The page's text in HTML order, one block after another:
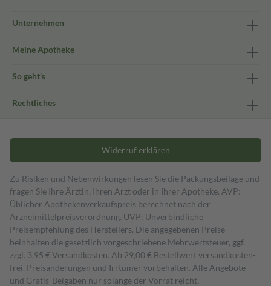
Unternehmen
Meine Apotheke
So geht's
Rechtliches
Widerruf erklären
Zu Risiken und Nebenwirkungen lesen Sie die Packungsbeilage und
fragen Sie Ihre Ärztin, Ihren Arzt oder in Ihrer Apotheke. AVP:
Üblicher Apothekenverkaufspreis berechnet nach der
Arzneimittelpreisverordnung. UVP: Unverbindliche
Preisempfehlung des Herstellers. Die angegebenen Preise
beinhalten die gesetzlich vorgeschriebene Mehrwertsteuer, ggf.
zzgl. 3,95 € Versandkosten. Ab 29,00 € Bestell­wert versand­kosten­
frei. Preisänderungen und Irrtümer vorbehalten. Alle Angebote
und Gratis-Beigaben nur solange der Vorrat reicht.